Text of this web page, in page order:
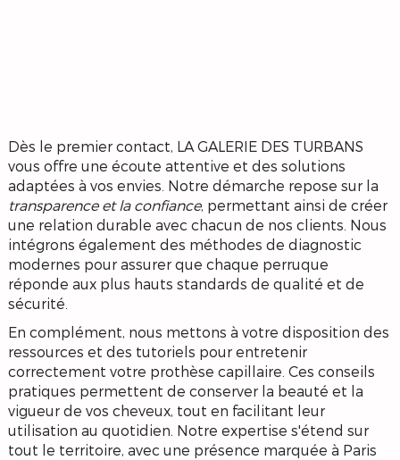
Dès le premier contact, LA GALERIE DES TURBANS
vous offre une écoute attentive et des solutions
adaptées à vos envies. Notre démarche repose sur la
transparence et la confiance, permettant ainsi de créer
une relation durable avec chacun de nos clients. Nous
intégrons également des méthodes de diagnostic
modernes pour assurer que chaque perruque
réponde aux plus hauts standards de qualité et de
sécurité.
En complément, nous mettons à votre disposition des
ressources et des tutoriels pour entretenir
correctement votre prothèse capillaire. Ces conseils
pratiques permettent de conserver la beauté et la
vigueur de vos cheveux, tout en facilitant leur
utilisation au quotidien. Notre expertise s'étend sur
tout le territoire, avec une présence marquée à Paris